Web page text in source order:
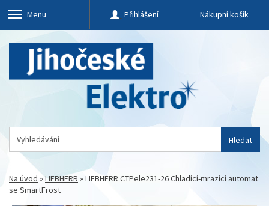
Menu Přihlášení Nákupní košík
Hledat
Na úvod »LIEBHERR » LIEBHERR CTPele231-26 Chladící-mrazící automat
se SmartFrost